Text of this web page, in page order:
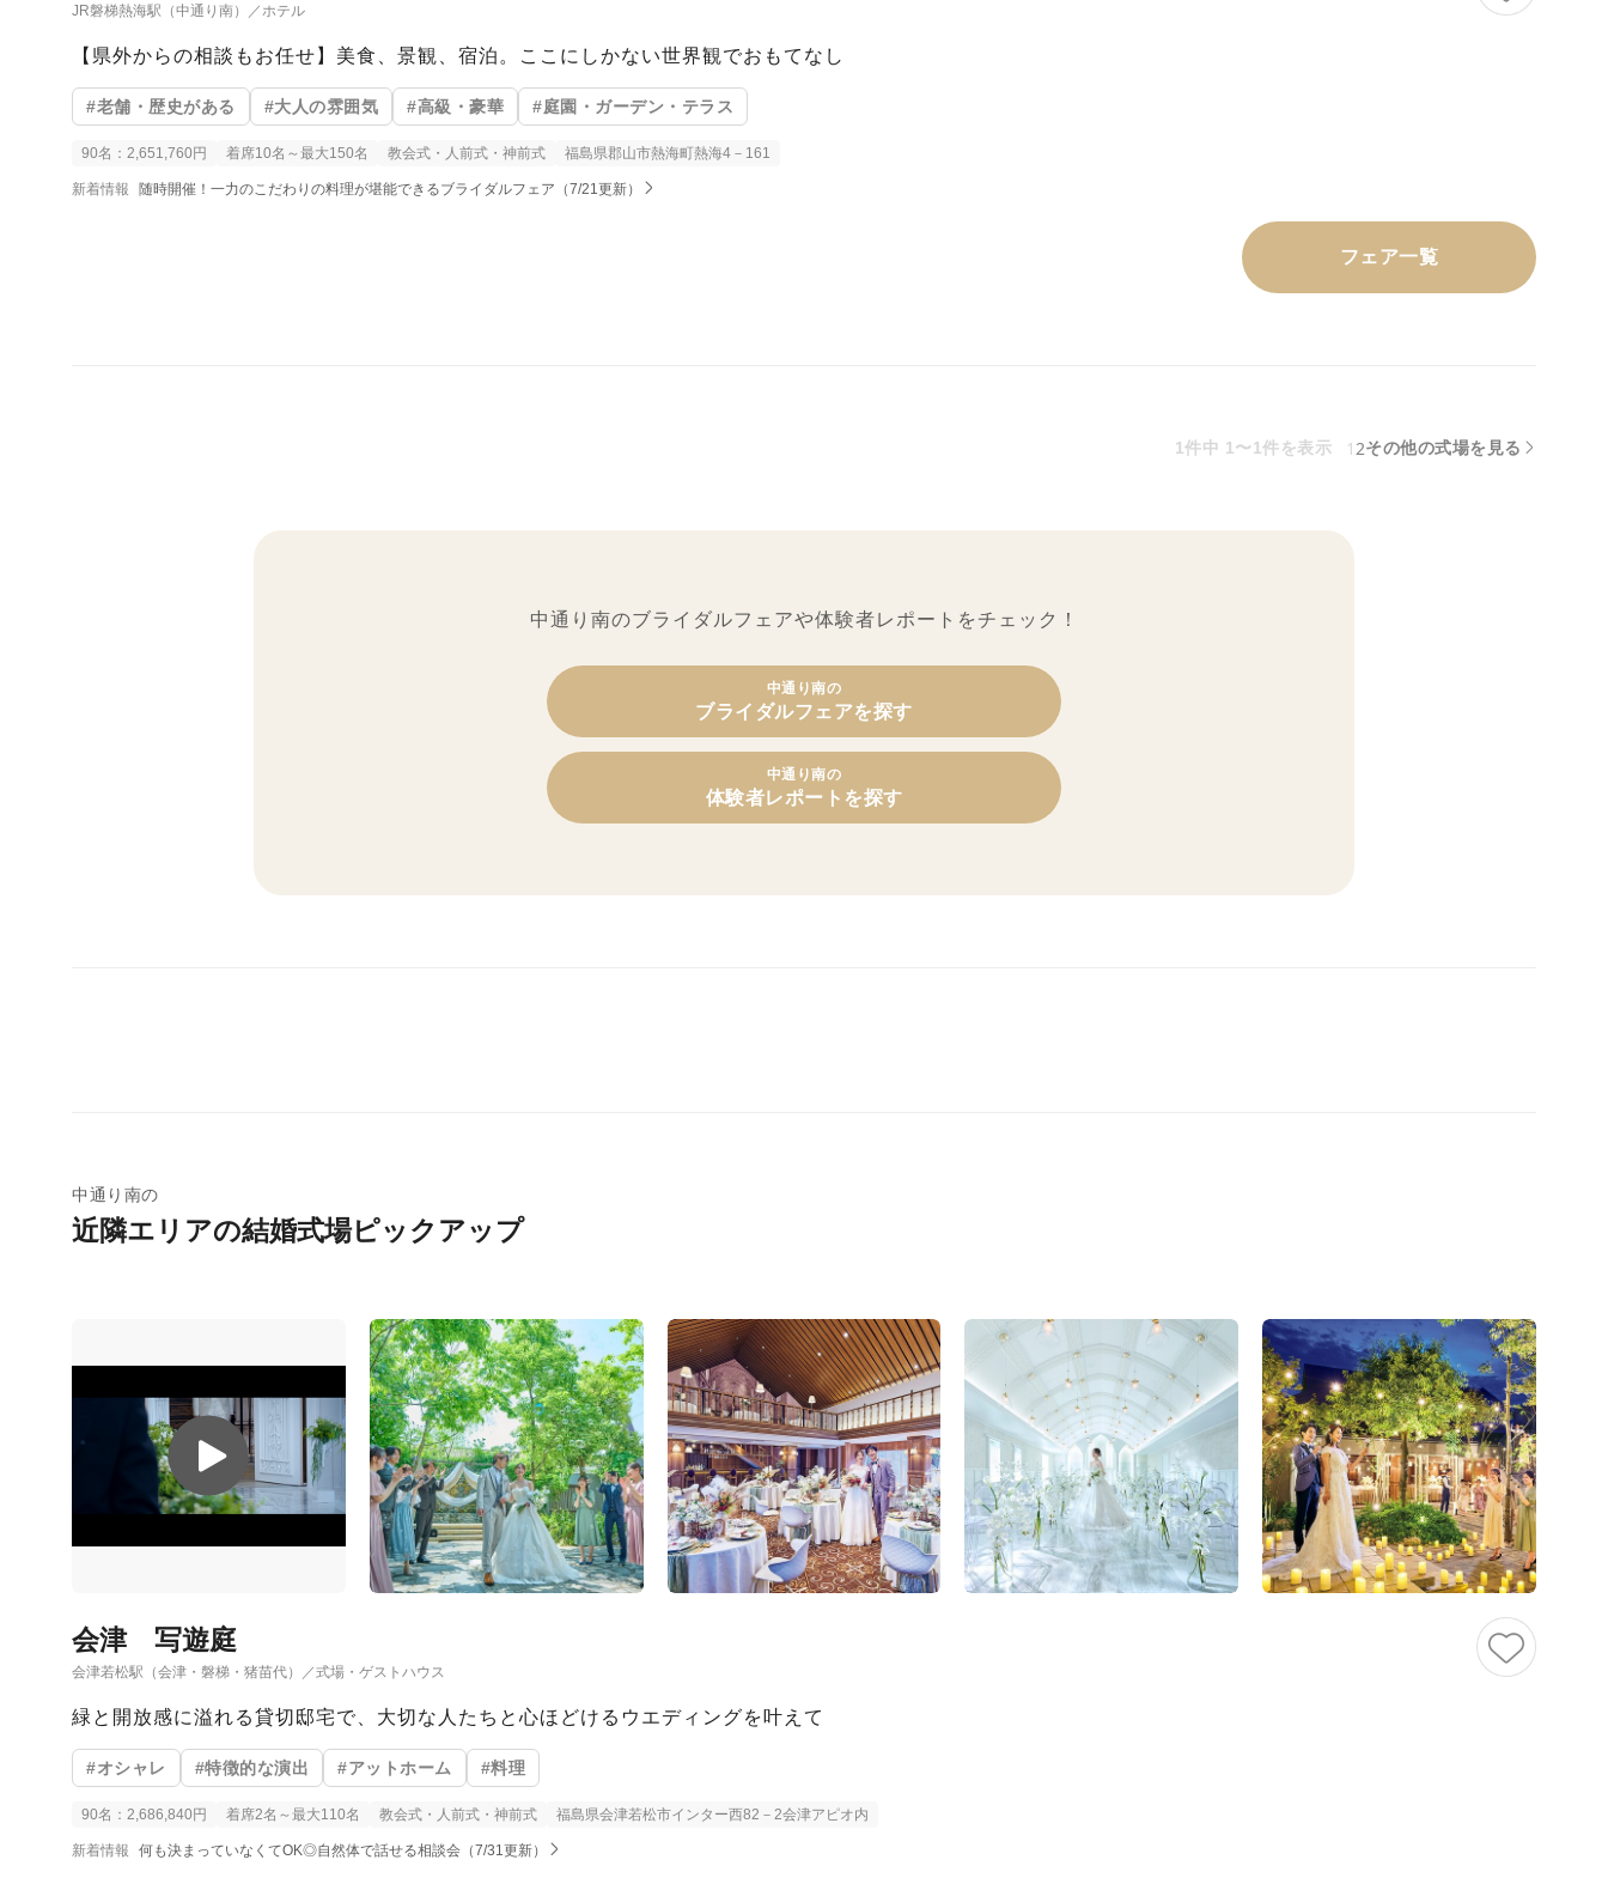
JR磐梯熱海駅（中通り南）／ホテル
【県外からの相談もお任せ】美食、景観、宿泊。ここにしかない世界観でおもてなし
#老舗・歴史がある #大人の雰囲気 #高級・豪華 #庭園・ガーデン・テラス
90名：2,651,760円 着席10名～最大150名 教会式・人前式・神前式 福島県郡山市熱海町熱海4－161
新着情報 随時開催！一力のこだわりの料理が堪能できるブライダルフェア（7/21更新）
フェア一覧
1件中 1〜1件を表示 1 2その他の式場を見る
中通り南のブライダルフェアや体験者レポートをチェック！
中通り南の
ブライダルフェアを探す
中通り南の
体験者レポートを探す
中通り南の
近隣エリアの結婚式場ピックアップ
会津 写遊庭
会津若松駅（会津・磐梯・猪苗代）／式場・ゲストハウス
緑と開放感に溢れる貸切邸宅で、大切な人たちと心ほどけるウエディングを叶えて
#オシャレ #特徴的な演出 #アットホーム #料理
90名：2,686,840円 着席2名～最大110名 教会式・人前式・神前式 福島県会津若松市インター西82－2会津アピオ内
新着情報 何も決まっていなくてOK◎自然体で話せる相談会（7/31更新）